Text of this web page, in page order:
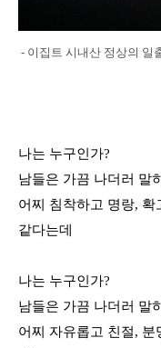
- 이집트 시내산 정상의 일
나는 누구인가?
남들은 가끔 나더러 말
어찌 침착하고 명랑,
같다는데
나는 누구인가?
남들은 가끔 나더러 말
어찌 자유롭고 친절,